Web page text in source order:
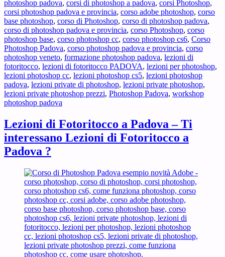
Fotoritocco
con
Adobe
Photoshop®
a
Padova
?
photoshop padova, corsi di photoshop a padova, corsi Photoshop,
corsi photoshop padova e provincia, corso adobe photoshop, corso
base photoshop, corso di Photoshop, corso di photoshop padova,
corso di photoshop padova e provincia, corso Photoshop, corso
photoshop base, corso photoshop cc, corso photoshop cs6, Corso
Photoshop Padova, corso photoshop padova e provincia, corso
photoshop veneto, formazione photoshop padova, lezioni di
fotoritocco, lezioni di fotoritocco PADOVA, lezioni per photoshop,
lezioni photoshop cc, lezioni photoshop cs5, lezioni photoshop
padova, lezioni private di photoshop, lezioni private photoshop,
lezioni private photoshop prezzi, Photoshop Padova, workshop
photoshop padova
Lezioni di Fotoritocco a Padova – Ti
interessano Lezioni di Fotoritocco a
Padova ?